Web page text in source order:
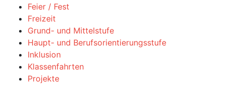
Feier / Fest
Freizeit
Grund- und Mittelstufe
Haupt- und Berufsorientierungsstufe
Inklusion
Klassenfahrten
Projekte